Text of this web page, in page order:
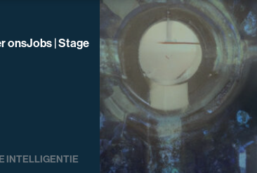
onsJobs | Stage
INTELLIGENTIE